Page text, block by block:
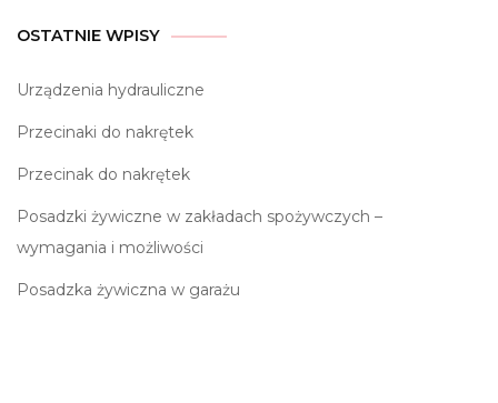
OSTATNIE WPISY
Urządzenia hydrauliczne
Przecinaki do nakrętek
Przecinak do nakrętek
Posadzki żywiczne w zakładach spożywczych –
wymagania i możliwości
Posadzka żywiczna w garażu